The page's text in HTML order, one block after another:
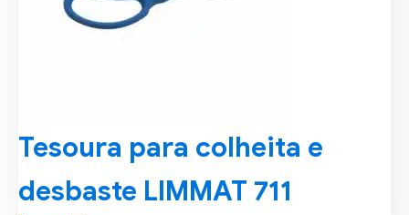
Tesoura para colheita e
desbaste LIMMAT 711